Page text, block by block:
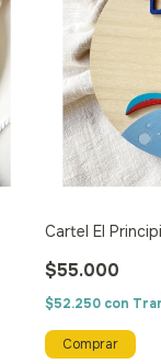
Cartel El
$55.000
$52.250 con